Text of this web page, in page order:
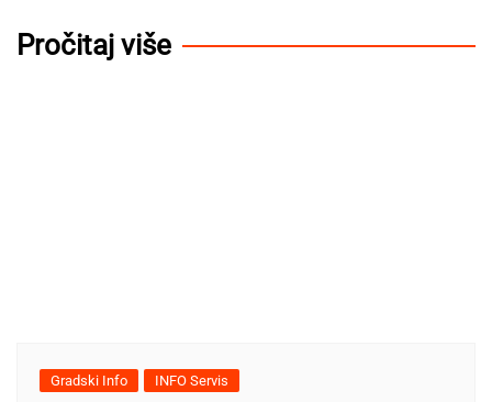
Pročitaj više
Gradski Info INFO Servis